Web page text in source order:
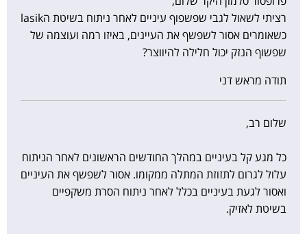
רציתי לשאול לגבי שפשפוף עיניים לאחר ניתוח בשיטת הlasik
כשאומרים אסור לשפשף את העיינים, באיזו רמה ועוצמה של
שפשוף הנזק יכול חלילה להיווצר?
תודה מראש דני
שלום רב,
כל מגע קל בעיניים במהלך החודשים הראשונים לאחר הניתוח
עלול לגרום לתזוזת המתלה ממקומו. אסור לשפשף את העיניים
ואסור לגעת בעיניים בכלל לאחר ניתוח הסרת משקפיים
בשיטת לאזיק.